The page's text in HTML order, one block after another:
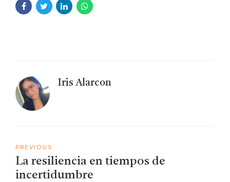
Iris Alarcon
PREVIOUS
La resiliencia en tiempos de
incertidumbre